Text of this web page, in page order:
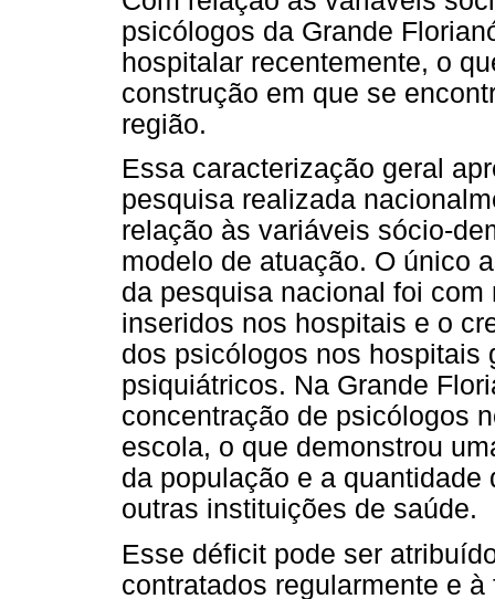
psicólogos da Grande
hospitalar recentemente, o
construção em que se
região.
Essa caracterização geral
pesquisa realizada
relação às variáveis sócio-
modelo de atuação. O único
da pesquisa nacional foi
inseridos nos hospitais e o
dos psicólogos nos hospitais
psiquiátricos. Na Grande
concentração de psicólogos
escola, o que demonstrou
da população e a
outras instituições de saúde.
Esse déficit pode ser
contratados regularmente e